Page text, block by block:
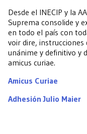
Desde el INECIP y la
Suprema consolide y
en todo el país con
voir dire, instrucciones
unánime y definitivo y
amicus curiae.
Amicus Curiae
Adhesión Julio Maier